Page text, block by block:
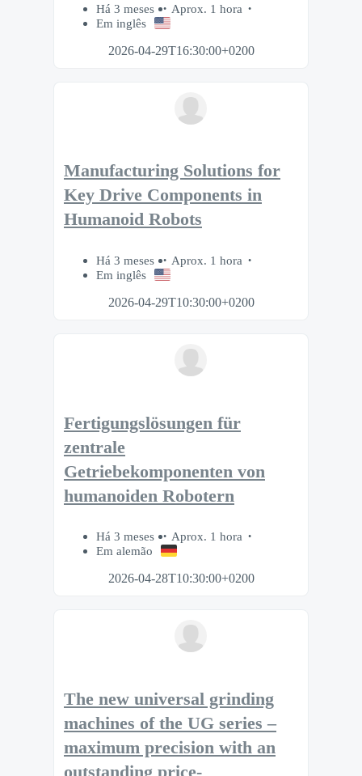
Há 3 meses
Aprox. 1 hora
Em inglês
2026-04-29T16:30:00+0200
Manufacturing Solutions for
Key Drive Components in
Humanoid Robots
Há 3 meses
Aprox. 1 hora
Em inglês
2026-04-29T10:30:00+0200
Fertigungslösungen für
zentrale
Getriebekomponenten von
humanoiden Robotern
Há 3 meses
Aprox. 1 hora
Em alemão
2026-04-28T10:30:00+0200
The new universal grinding
machines of the UG series –
maximum precision with an
outstanding price-